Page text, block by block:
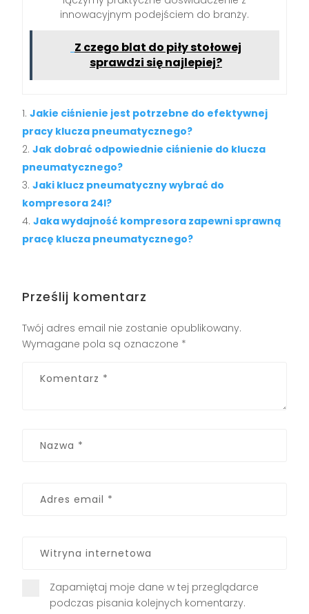
innowacyjnym podejściem do branży.
Z czego blat do piły stołowej
sprawdzi się najlepiej?
Jakie ciśnienie jest potrzebne do efektywnej
pracy klucza pneumatycznego?
Jak dobrać odpowiednie ciśnienie do klucza
pneumatycznego?
Jaki klucz pneumatyczny wybrać do
kompresora 24l?
Jaka wydajność kompresora zapewni sprawną
pracę klucza pneumatycznego?
Prześlij komentarz
Twój adres email nie zostanie opublikowany.
Wymagane pola są oznaczone *
Zapamiętaj moje dane w tej przeglądarce
podczas pisania kolejnych komentarzy.